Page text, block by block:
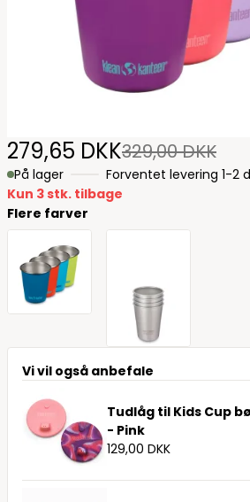
279,65 DKK329,00 DKK
På lager
Forventet levering 1-2
Kun 3 stk. tilbage
Flere farver
Vi vil også anbefale
Tudlåg til Kids Cup
- Pink
129,00 DKK